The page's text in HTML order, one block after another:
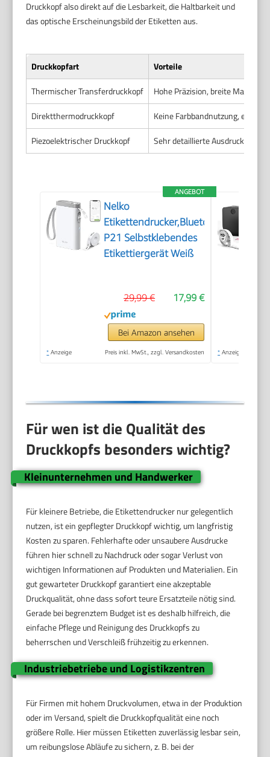
Druckkopf also direkt auf die Lesbarkeit, die Haltbarkeit und
das optische Erscheinungsbild der Etiketten aus.
Druckkopfart
Vorteile
Thermischer Transferdruckkopf
Hohe Präzision, breite
Direktthermodruckkopf
Keine Farbbandnutzung,
Piezoelektrischer Druckkopf
Sehr detaillierte Ausdrucke,
ANGEBOT
Nelko
Etikettendrucker,Bluetooth
P21 Selbstklebendes
Etikettiergerät Weiß
17,99 €
29,99 €
Bei Amazon ansehen
* Anzeige Preis inkl. MwSt., zzgl. Versandkosten * Anzeige
Für wen ist die Qualität des
Druckkopfs besonders wichtig?
Kleinunternehmen und Handwerker
Für kleinere Betriebe, die Etikettendrucker nur gelegentlich
nutzen, ist ein gepflegter Druckkopf wichtig, um langfristig
Kosten zu sparen. Fehlerhafte oder unsaubere Ausdrucke
führen hier schnell zu Nachdruck oder sogar Verlust von
wichtigen Informationen auf Produkten und Materialien. Ein
gut gewarteter Druckkopf garantiert eine akzeptable
Druckqualität, ohne dass sofort teure Ersatzteile nötig sind.
Gerade bei begrenztem Budget ist es deshalb hilfreich, die
einfache Pflege und Reinigung des Druckkopfs zu
beherrschen und Verschleiß frühzeitig zu erkennen.
Industriebetriebe und Logistikzentren
Für Firmen mit hohem Druckvolumen, etwa in der Produktion
oder im Versand, spielt die Druckkopfqualität eine noch
größere Rolle. Hier müssen Etiketten zuverlässig lesbar sein,
um reibungslose Abläufe zu sichern, z. B. bei der